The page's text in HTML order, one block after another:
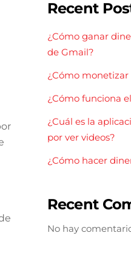
Recent
¿Cómo ganar
de Gmail?
¿Cómo
¿Cómo funciona
¿Cuál es la
por ver videos?
¿Cómo hacer
Recent
No hay